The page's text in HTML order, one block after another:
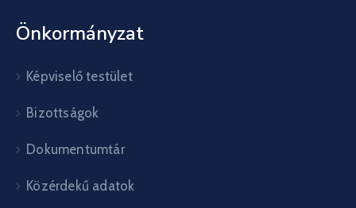
Önkormányzat
Képviselő testület
Bizottságok
Dokumentumtár
Közérdekű adatok